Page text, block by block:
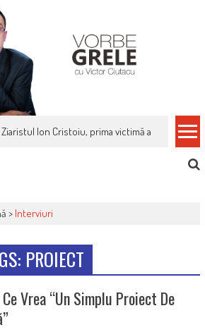
Ziaristul Ion Cristoiu, prima victimă a noi
> Interviuri
PROIECT
Vrea “Un Simplu Proiect De